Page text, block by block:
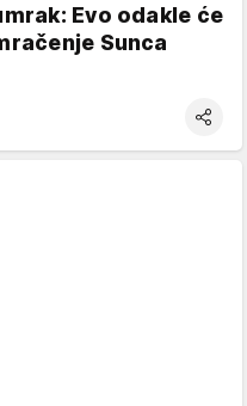
Evo odakle će
Sunca